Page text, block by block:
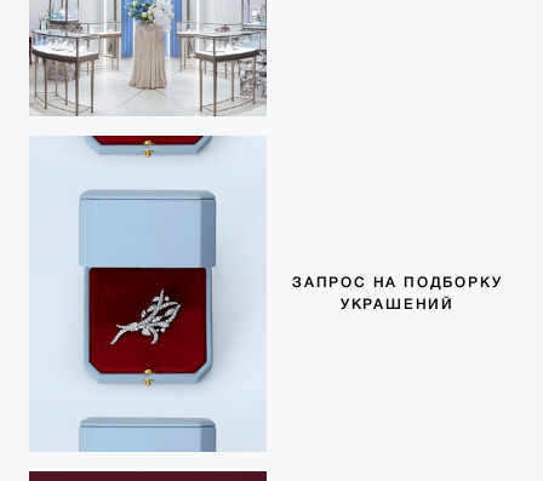
ЗАПРОС НА ПОДБОРКУ
УКРАШЕНИЙ